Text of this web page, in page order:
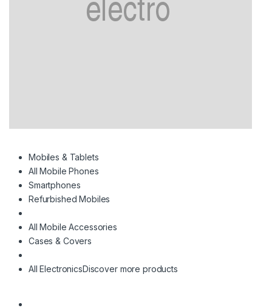
Mobiles & Tablets
All Mobile Phones
Smartphones
Refurbished Mobiles
All Mobile Accessories
Cases & Covers
All ElectronicsDiscover more products